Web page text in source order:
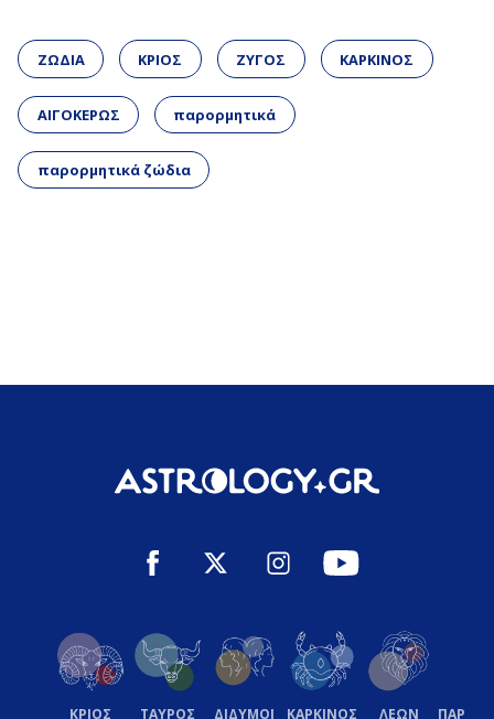
ΖΩΔΙΑ ΚΡΙΟΣ ΖΥΓΟΣ ΚΑΡΚΙΝΟΣ
ΑΙΓΟΚΕΡΩΣ παρορμητικά
παρορμητικά ζώδια
ΚΡΙΟΣ ΤΑΥΡΟΣ ΔΙΔΥΜΟΙ ΚΑΡΚΙΝΟΣ ΛΕΩΝ